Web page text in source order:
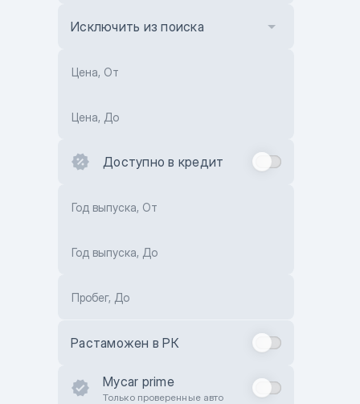
Исключить из поиска
Цена, От
Цена, До
Доступно в кредит
Год выпуска, От
Год выпуска, До
Пробег, До
Растаможен в РК
Mycar prime
Только проверенные авто